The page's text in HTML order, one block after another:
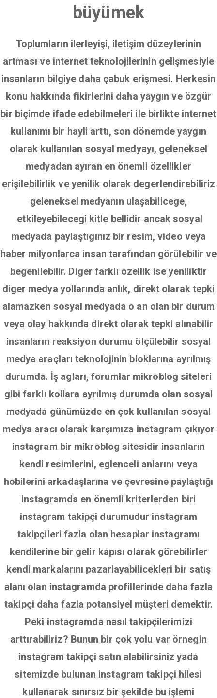
büyümek
Toplumların ilerleyişi, iletişim düzeylerinin
artması ve internet teknolojilerinin gelişmesiyle
insanların bilgiye daha çabuk erişmesi. Herkesin
konu hakkında fikirlerini daha yaygın ve özgür
bir biçimde ifade edebilmeleri ile birlikte internet
kullanımı bir hayli arttı, son dönemde yaygın
olarak kullanılan sosyal medyayı, geleneksel
medyadan ayıran en önemli özellikler
erişilebilirlik ve yenilik olarak degerlendirebiliriz
geleneksel medyanın ulaşabilicege,
etkileyebilecegi kitle bellidir ancak sosyal
medyada paylaştıgınız bir resim, video veya
haber milyonlarca insan tarafından görülebilir ve
begenilebilir. Diger farklı özellik ise yeniliktir
diger medya yollarında anlık, direkt olarak tepki
alamazken sosyal medyada o an olan bir durum
veya olay hakkında direkt olarak tepki alınabilir
insanların reaksiyon durumu ölçülebilir sosyal
medya araçları teknolojinin bloklarına ayrılmış
durumda. İş agları, forumlar mikroblog siteleri
gibi farklı kollara ayrılmış durumda olan sosyal
medyada günümüzde en çok kullanılan sosyal
medya aracı olarak karşımıza instagram çıkıyor
instagram bir mikroblog sitesidir insanların
kendi resimlerini, eglenceli anlarını veya
hobilerini arkadaşlarına ve çevresine paylaştığı
instagramda en önemli kriterlerden biri
instagram takipçi durumudur instagram
takipçileri fazla olan hesaplar instagramı
kendilerine bir gelir kapısı olarak görebilirler
kendi markalarını pazarlayabilicekleri bir satış
alanı olan instagramda profillerinde daha fazla
takipçi daha fazla potansiyel müşteri demektir.
Peki instagramda nasıl takipçilerimizi
arttırabiliriz? Bunun bir çok yolu var örnegin
instagram takipçi satın alabilirsiniz yada
sitemizde bulunan instagram takipçi hilesi
kullanarak sınırsız bir şekilde bu işlemi